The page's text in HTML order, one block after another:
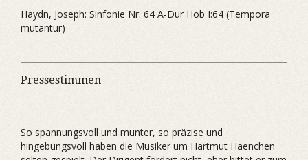
Haydn, Joseph: Sinfonie Nr. 64 A-Dur Hob I:64 (Tempora
mutantur)
Pressestimmen
So spannungsvoll und munter, so präzise und
hingebungsvoll haben die Musiker um Hartmut Haenchen